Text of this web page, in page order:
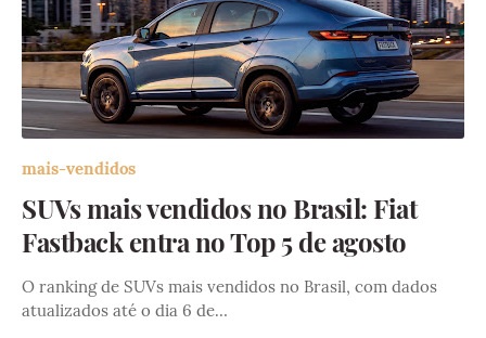
mais-vendidos
SUVs mais vendidos no Brasil: Fiat
Fastback entra no Top 5 de agosto
O ranking de SUVs mais vendidos no Brasil, com dados
atualizados até o dia 6 de…